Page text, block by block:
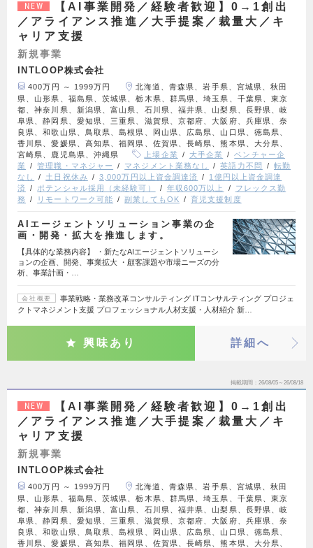
NEW
【AI事業開発／経験者歓迎】0→1創出
／アライアンス推進／大手提案／裁量大／キ
ャリア支援
新規事業
INTLOOP株式会社
400万円 ～ 1999万円
北海道、青森県、岩手県、宮城県、秋田
県、山形県、福島県、茨城県、栃木県、群馬県、埼玉県、千葉県、東京
都、神奈川県、新潟県、富山県、石川県、福井県、山梨県、長野県、岐
阜県、静岡県、愛知県、三重県、滋賀県、京都府、大阪府、兵庫県、奈
良県、和歌山県、鳥取県、島根県、岡山県、広島県、山口県、徳島県、
香川県、愛媛県、高知県、福岡県、佐賀県、長崎県、熊本県、大分県、
宮崎県、鹿児島県、沖縄県
上場企業 大手企業
ベンチャー企
業
管理職・マネジャー マネジメント業務なし 英語力不問
転勤
なし
土日祝休み 3,000万円以上資金調達済
1億円以上資金調達
済
ポテンシャル採用（未経験可） 年収600万以上
フレックス勤
務
リモートワーク可能 副業してもOK 育児支援制度
AIエージェントソリューション事業の企
画・開発・拡大を推進します。
【具体的な業務内容】 ・新たなAIエージェントソリューシ
ョンの企画、開発、事業拡大 ・顧客課題や市場ニーズの分
析、事業計画・…
会社概要
事業戦略・業務改革コンサルティング ITコンサルティング プロジェ
クトマネジメント支援 プロフェッショナル人材支援・人材紹介 新…
興味あり 詳細へ
掲載期間 26/08/05～26/08/18
NEW
【AI事業開発／経験者歓迎】0→1創出
／アライアンス推進／大手提案／裁量大／キ
ャリア支援
新規事業
INTLOOP株式会社
400万円 ～ 1999万円
北海道、青森県、岩手県、宮城県、秋田
県、山形県、福島県、茨城県、栃木県、群馬県、埼玉県、千葉県、東京
都、神奈川県、新潟県、富山県、石川県、福井県、山梨県、長野県、岐
阜県、静岡県、愛知県、三重県、滋賀県、京都府、大阪府、兵庫県、奈
良県、和歌山県、鳥取県、島根県、岡山県、広島県、山口県、徳島県、
香川県、愛媛県、高知県、福岡県、佐賀県、長崎県、熊本県、大分県、